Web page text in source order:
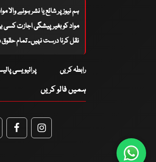
ہم نیوز پر شائع یا نشر ہونے
مواد کو بغیر پیشگی اجازت
نقل کرنا درست نہیں۔ تمام حقوق
رابطہ کریں پرائیویسی
ہمیں فالو کریں
FacebookFacebook